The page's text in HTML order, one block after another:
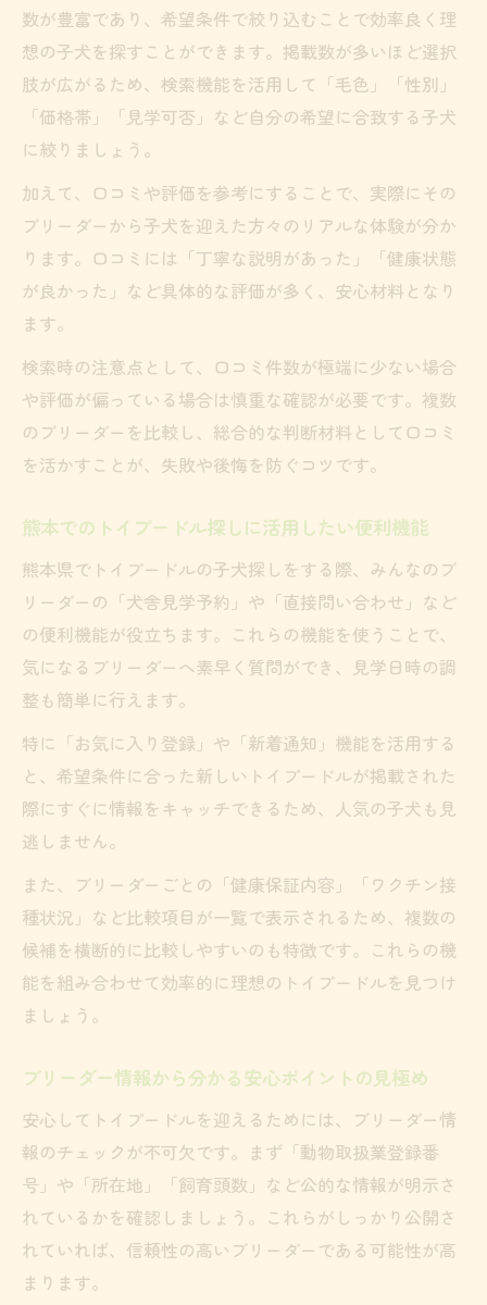
数が豊富であり、希望条件で絞り込むことで効率良く理
想の子犬を探すことができます。掲載数が多いほど選択
肢が広がるため、検索機能を活用して「毛色」「性別」
「価格帯」「見学可否」など自分の希望に合致する子犬
に絞りましょう。
加えて、口コミや評価を参考にすることで、実際にその
ブリーダーから子犬を迎えた方々のリアルな体験が分か
ります。口コミには「丁寧な説明があった」「健康状態
が良かった」など具体的な評価が多く、安心材料となり
ます。
検索時の注意点として、口コミ件数が極端に少ない場合
や評価が偏っている場合は慎重な確認が必要です。複数
のブリーダーを比較し、総合的な判断材料として口コミ
を活かすことが、失敗や後悔を防ぐコツです。
熊本でのトイプードル探しに活用したい便利機能
熊本県でトイプードルの子犬探しをする際、みんなのブ
リーダーの「犬舎見学予約」や「直接問い合わせ」など
の便利機能が役立ちます。これらの機能を使うことで、
気になるブリーダーへ素早く質問ができ、見学日時の調
整も簡単に行えます。
特に「お気に入り登録」や「新着通知」機能を活用する
と、希望条件に合った新しいトイプードルが掲載された
際にすぐに情報をキャッチできるため、人気の子犬も見
逃しません。
また、ブリーダーごとの「健康保証内容」「ワクチン接
種状況」など比較項目が一覧で表示されるため、複数の
候補を横断的に比較しやすいのも特徴です。これらの機
能を組み合わせて効率的に理想のトイプードルを見つけ
ましょう。
ブリーダー情報から分かる安心ポイントの見極め
安心してトイプードルを迎えるためには、ブリーダー情
報のチェックが不可欠です。まず「動物取扱業登録番
号」や「所在地」「飼育頭数」など公的な情報が明示さ
れているかを確認しましょう。これらがしっかり公開さ
れていれば、信頼性の高いブリーダーである可能性が高
まります。